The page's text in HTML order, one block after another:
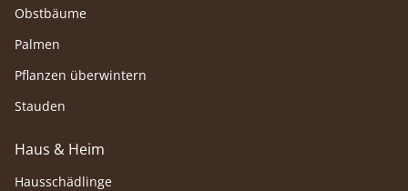
Obstbäume
Palmen
Pflanzen überwintern
Stauden
Haus & Heim
Hausschädlinge